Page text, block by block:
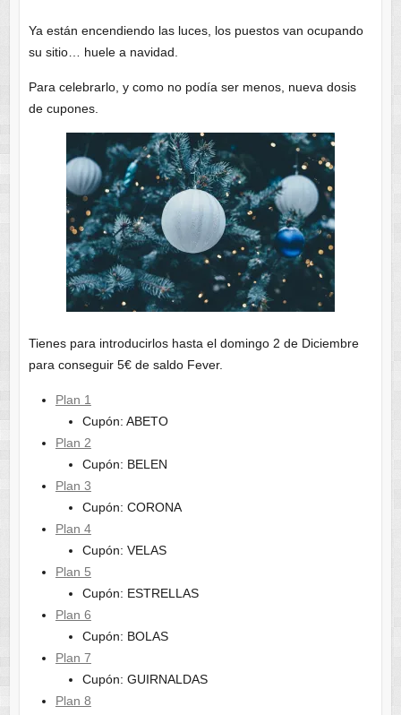
Ya están encendiendo las luces, los puestos van ocupando
su sitio… huele a navidad.
Para celebrarlo, y como no podía ser menos, nueva dosis
de cupones.
Tienes para introducirlos hasta el domingo 2 de Diciembre
para conseguir 5€ de saldo Fever.
Plan 1
Cupón: ABETO
Plan 2
Cupón: BELEN
Plan 3
Cupón: CORONA
Plan 4
Cupón: VELAS
Plan 5
Cupón: ESTRELLAS
Plan 6
Cupón: BOLAS
Plan 7
Cupón: GUIRNALDAS
Plan 8